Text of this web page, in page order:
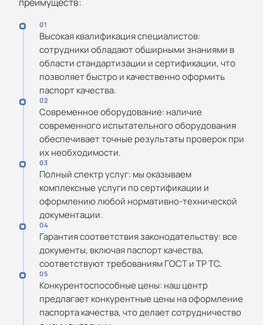
01
Высокая квалификация специалистов:
сотрудники обладают обширными знаниями в
области стандартизации и сертификации, что
позволяет быстро и качественно оформить
паспорт качества.
02
Современное оборудование: наличие
современного испытательного оборудования
обеспечивает точные результаты проверок при
их необходимости.
03
Полный спектр услуг: мы оказываем
комплексные услуги по сертификации и
оформлению любой нормативно-технической
документации.
04
Гарантия соответствия законодательству: все
документы, включая паспорт качества,
соответствуют требованиям ГОСТ и ТР ТС.
05
Конкурентоспособные цены: наш центр
предлагает конкурентные цены на оформление
паспорта качества, что делает сотрудничество